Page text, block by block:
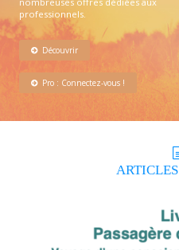
professionnels.
Découvrir
Pro : Connectez-vous !
ARTICLES